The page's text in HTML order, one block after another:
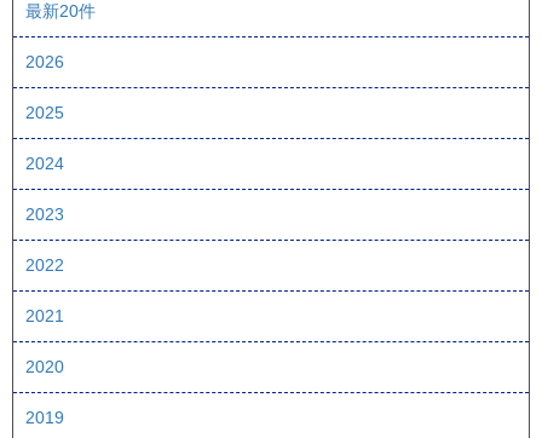
最新20件
2026
2025
2024
2023
2022
2021
2020
2019